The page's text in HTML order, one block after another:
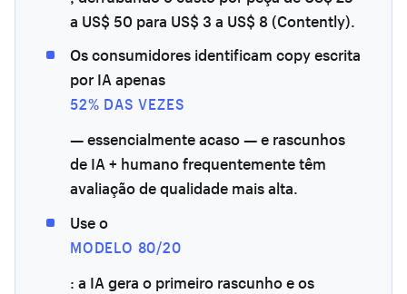
a US$ 50 para US$ 3 a US$ 8 (Contently).
Os consumidores identificam copy escrita
por IA apenas
52% DAS VEZES
— essencialmente acaso — e rascunhos
de IA + humano frequentemente têm
avaliação de qualidade mais alta.
Use o
MODELO 80/20
: a IA gera o primeiro rascunho e os